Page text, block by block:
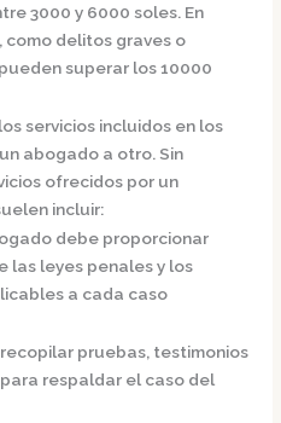
3000 y 6000 soles. En
como delitos graves o
superar los 10000
servicios incluidos en los
abogado a otro. Sin
ofrecidos por un
incluir:
debe proporcionar
las leyes penales y los
a cada caso
pruebas, testimonios
respaldar el caso del